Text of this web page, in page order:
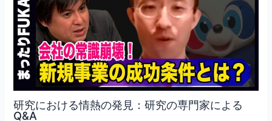
研究における情熱の発見：研究の専門家による
Q&A